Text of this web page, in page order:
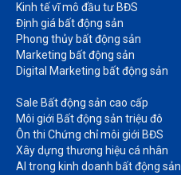
Kinh tế vĩ mô đầu tư BĐS​
Định giá bất động sản​
Phong thủy bất động sản​
Marketing bất động sản​
Digital Marketing bất động sản​
Sale Bất động sản cao cấp​
Môi giới Bất động sản triệu đô​
Ôn thi Chứng chỉ môi giới BĐS​
Xây dựng thương hiệu cá nhân​
AI trong kinh doanh bất động sản​